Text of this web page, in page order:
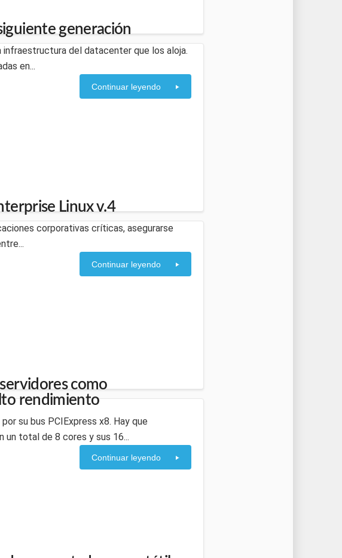
generación
infraestructura del datacenter que los aloja.
en...
Continuar leyendo
Linux v.4
corporativas críticas, asegurarse
Continuar leyendo
como
rendimiento
su bus PCIExpress x8. Hay que
un total de 8 cores y sus 16...
Continuar leyendo